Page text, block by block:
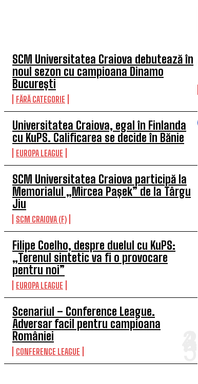
SCM Universitatea Craiova debutează în
noul sezon cu campioana Dinamo
București
FĂRĂ CATEGORIE
Universitatea Craiova, egal în Finlanda
cu KuPS. Calificarea se decide în Bănie
EUROPA LEAGUE
SCM Universitatea Craiova participă la
Memorialul „Mircea Pașek” de la Târgu
Jiu
SCM CRAIOVA (F)
Filipe Coelho, despre duelul cu KuPS:
„Terenul sintetic va fi o provocare
pentru noi”
EUROPA LEAGUE
Scenariul – Conference League.
Adversar facil pentru campioana
României
CONFERENCE LEAGUE